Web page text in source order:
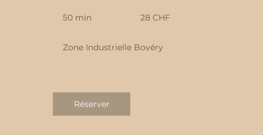
50 min
i
suisses
28 CHF
Zone Industrielle Bovéry
Réserver